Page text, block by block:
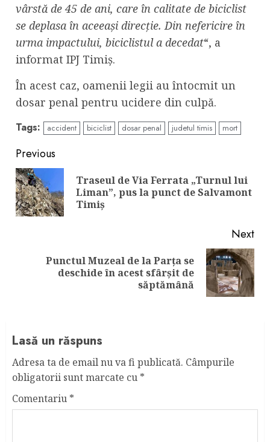
vârstă de 45 de ani, care în calitate de biciclist
se deplasa în aceeași direcție. Din nefericire în
urma impactului, biciclistul a decedat“, a
informat IPJ Timiș.
În acest caz, oamenii legii au întocmit un
dosar penal pentru ucidere din culpă.
Tags: accident biciclist dosar penal judetul timis mort
Continue
Reading
Previous
Traseul de Via Ferrata „Turnul lui
Liman”, pus la punct de Salvamont
Timiș
Next
Punctul Muzeal de la Parța se
deschide în acest sfârșit de
săptămână
Lasă un răspuns
Adresa ta de email nu va fi publicată. Câmpurile
obligatorii sunt marcate cu *
Comentariu *